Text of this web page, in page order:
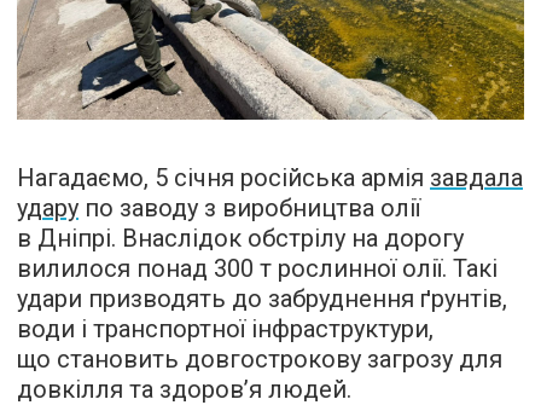
Нагадаємо, 5 січня російська армія завдала
удару по заводу з виробництва олії
в Дніпрі. Внаслідок обстрілу на дорогу
вилилося понад 300 т рослинної олії. Такі
удари призводять до забруднення ґрунтів,
води і транспортної інфраструктури,
що становить довгострокову загрозу для
довкілля та здоров’я людей.